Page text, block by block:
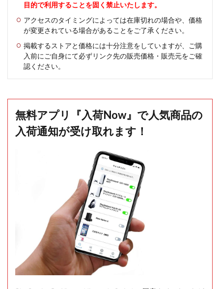
目的で利用することを固く禁止いたします。
アクセスのタイミングによっては在庫切れの場合や、価格
が変更されている場合があることをご了承ください。
掲載するストアと価格には十分注意をしていますが、ご購
入前にご自身にて必ずリンク先の販売価格・販売元をご確
認ください。
無料アプリ『入荷Now』で人気商品の
入荷通知が受け取れます！